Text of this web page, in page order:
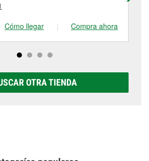
Vincennes, IN.
obtener más información.
Cómo llegar | Compra ahora
OTRA TIENDA